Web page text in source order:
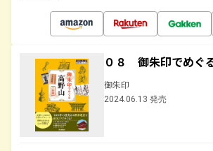
０８ 御朱印でめぐ
御朱印
2024.06.13 発売